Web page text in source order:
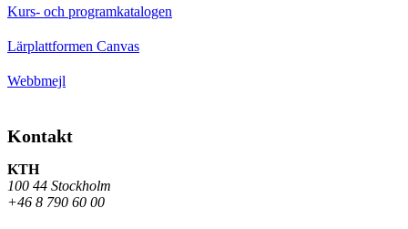
Kurs- och programkatalogen
Lärplattformen Canvas
Webbmejl
Kontakt
KTH
100 44 Stockholm
+46 8 790 60 00